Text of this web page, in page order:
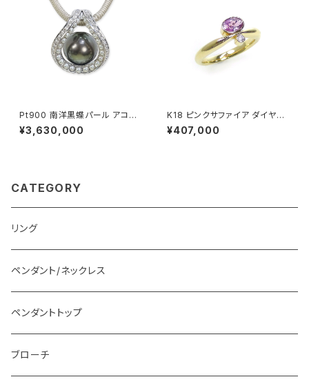
Pt900 南洋黒蝶パール アコヤ
無調色ベビーパール ダイヤモン
ド ペンダントトップ
¥3,630,000
K18 ピンクサファイア ダイヤモ
ンド リング
¥407,000
CATEGORY
リング
ペンダント/ネックレス
ペンダントトップ
ブローチ